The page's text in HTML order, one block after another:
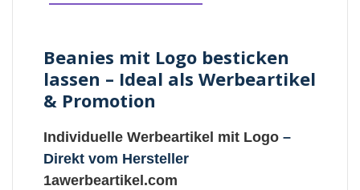
Beanies mit Logo besticken
lassen – Ideal als Werbeartikel
& Promotion
Individuelle Werbeartikel mit Logo –
Direkt vom Hersteller
1awerbeartikel.com